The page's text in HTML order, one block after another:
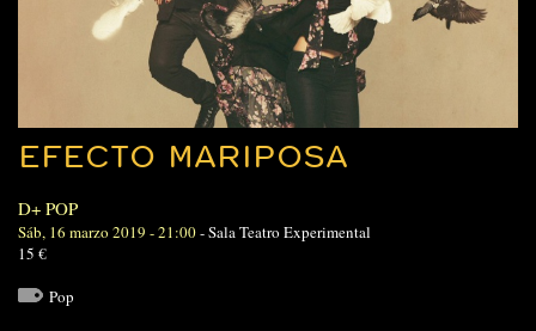
EFECTO MARIPOSA
D+ POP
Sáb, 16 marzo 2019 - 21:00-Sala Teatro Experimental
15 €
Pop